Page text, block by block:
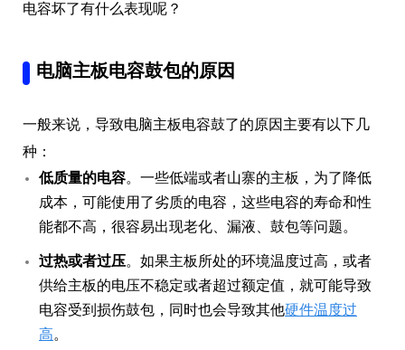
电容坏了有什么表现呢？
电脑主板电容鼓包的原因
一般来说，导致电脑主板电容鼓了的原因主要有以下几
种：
低质量的电容。一些低端或者山寨的主板，为了降低
成本，可能使用了劣质的电容，这些电容的寿命和性
能都不高，很容易出现老化、漏液、鼓包等问题。
过热或者过压。如果主板所处的环境温度过高，或者
供给主板的电压不稳定或者超过额定值，就可能导致
电容受到损伤鼓包，同时也会导致其他硬件温度过
高。